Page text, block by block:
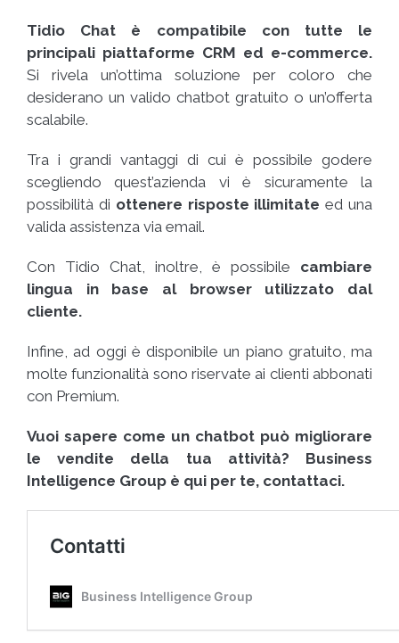
Tidio Chat è compatibile con tutte le
principali piattaforme CRM ed e-commerce.
Si rivela un’ottima soluzione per coloro che
desiderano un valido chatbot gratuito o un’offerta
scalabile.
Tra i grandi vantaggi di cui è possibile godere
scegliendo quest’azienda vi è sicuramente la
possibilità di ottenere risposte illimitate ed una
valida assistenza via email.
Con Tidio Chat, inoltre, è possibile cambiare
lingua in base al browser utilizzato dal
cliente.
Infine, ad oggi è disponibile un piano gratuito, ma
molte funzionalità sono riservate ai clienti abbonati
con Premium.
Vuoi sapere come un chatbot può migliorare
le vendite della tua attività? Business
Intelligence Group è qui per te, contattaci.